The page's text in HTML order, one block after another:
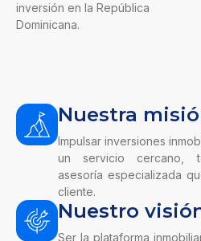
inversión en la República
Dominicana.
Nuestra
Impulsar inversiones
un servicio cercano,
asesoría especializada
cliente.
Nuestro
Ser la plataforma